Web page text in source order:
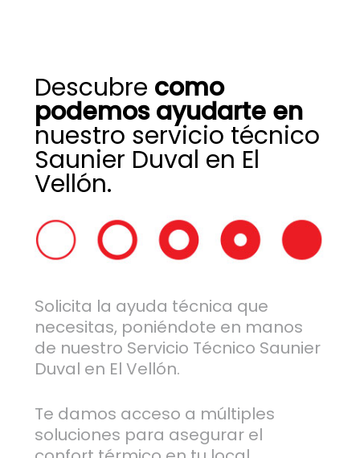
Descubre como
podemos ayudarte en
nuestro servicio técnico
Saunier Duval en El
Vellón.
Solicita la ayuda técnica que
necesitas, poniéndote en manos
de nuestro Servicio Técnico Saunier
Duval en El Vellón.
Te damos acceso a múltiples
soluciones para asegurar el